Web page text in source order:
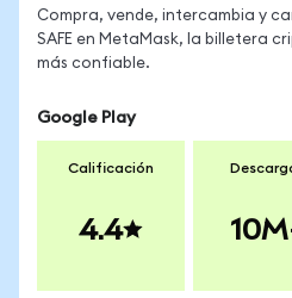
Compra, vende, intercambia y
SAFE en MetaMask, la billetera
más confiable.
Google Play
Calificación
4.4